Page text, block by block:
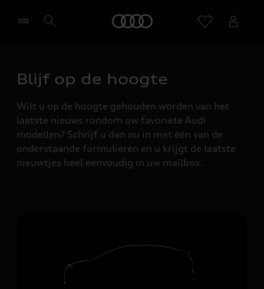
Selecteer een dealer
Blijf op de hoogte
Wilt u op de hoogte gehouden worden van het
laatste nieuws rondom uw favoriete Audi
modellen? Schrijf u dan nu in met één van de
onderstaande formulieren en u krijgt de laatste
nieuwtjes heel eenvoudig in uw mailbox.